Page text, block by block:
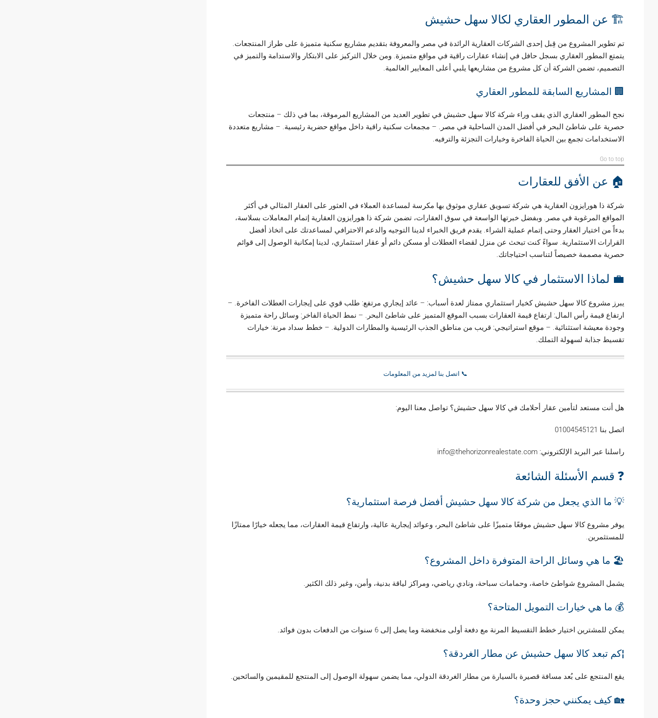
🏗️ عن المطور العقاري لكالا سهل حشيش
تم تطوير المشروع من قِبل إحدى الشركات العقارية الرائدة في مصر والمعروفة بتقديم مشاريع سكنية متميزة على طراز المنتجعات.
يتمتع المطور العقاري بسجل حافل في إنشاء عقارات راقية في مواقع متميزة. ومن خلال التركيز على الابتكار والاستدامة والتميز في
التصميم، تضمن الشركة أن كل مشروع من مشاريعها يلبي أعلى المعايير العالمية.
🏢 المشاريع السابقة للمطور العقاري
نجح المطور العقاري الذي يقف وراء شركة كالا سهل حشيش في تطوير العديد من المشاريع المرموقة، بما في ذلك – منتجعات
حصرية على شاطئ البحر في أفضل المدن الساحلية في مصر. – مجمعات سكنية راقية داخل مواقع حضرية رئيسية. – مشاريع متعددة
الاستخدامات تجمع بين الحياة الفاخرة وخيارات التجزئة والترفيه.
Go to top
🏠 عن الأفق للعقارات
شركة ذا هورايزون العقارية هي شركة تسويق عقاري موثوق بها مكرسة لمساعدة العملاء في العثور على العقار المثالي في أكثر
المواقع المرغوبة في مصر. وبفضل خبرتها الواسعة في سوق العقارات، تضمن شركة ذا هورايزون العقارية إتمام المعاملات بسلاسة،
بدءاً من اختيار العقار وحتى إتمام عملية الشراء. يقدم فريق الخبراء لدينا التوجيه والدعم الاحترافي لمساعدتك على اتخاذ أفضل
القرارات الاستثمارية. سواءً كنت تبحث عن منزل لقضاء العطلات أو مسكن دائم أو عقار استثماري، لدينا إمكانية الوصول إلى قوائم
حصرية مصممة خصيصاً لتناسب احتياجاتك.
💼 لماذا الاستثمار في كالا سهل حشيش؟
يبرز مشروع كالا سهل حشيش كخيار استثماري ممتاز لعدة أسباب: – عائد إيجاري مرتفع: طلب قوي على إيجارات العطلات الفاخرة. –
ارتفاع قيمة رأس المال: ارتفاع قيمة العقارات بسبب الموقع المتميز على شاطئ البحر. – نمط الحياة الفاخر: وسائل راحة متميزة
وجودة معيشة استثنائية. – موقع استراتيجي: قريب من مناطق الجذب الرئيسية والمطارات الدولية. – خطط سداد مرنة: خيارات
تقسيط جذابة لسهولة التملك.
📞 اتصل بنا لمزيد من المعلومات
هل أنت مستعد لتأمين عقار أحلامك في كالا سهل حشيش؟ تواصل معنا اليوم:
اتصل بنا 01004545121
راسلنا عبر البريد الإلكتروني: info@thehorizonrealestate.com
❓ قسم الأسئلة الشائعة
💡 ما الذي يجعل من شركة كالا سهل حشيش أفضل فرصة استثمارية؟
يوفر مشروع كالا سهل حشيش موقعًا متميزًا على شاطئ البحر، وعوائد إيجارية عالية، وارتفاع قيمة العقارات، مما يجعله خيارًا ممتازًا
للمستثمرين.
🏖️ ما هي وسائل الراحة المتوفرة داخل المشروع؟
يشمل المشروع شواطئ خاصة، وحمامات سباحة، ونادي رياضي، ومراكز لياقة بدنية، وأمن، وغير ذلك الكثير.
💰 ما هي خيارات التمويل المتاحة؟
يمكن للمشترين اختيار خطط التقسيط المرنة مع دفعة أولى منخفضة وما يصل إلى 6 سنوات من الدفعات بدون فوائد.
¦كم تبعد كالا سهل حشيش عن مطار الغردقة؟
يقع المنتجع على بُعد مسافة قصيرة بالسيارة من مطار الغردقة الدولي، مما يضمن سهولة الوصول إلى المنتجع للمقيمين والسائحين.
🏡 كيف يمكنني حجز وحدة؟